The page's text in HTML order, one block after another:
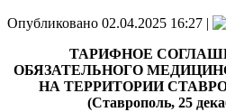
Опубликовано 02.04.2025 16:27 |
ТАРИФНОЕ
ОБЯЗАТЕЛЬНОГО
НА ТЕРРИТОРИИ
(Ставрополь, 25